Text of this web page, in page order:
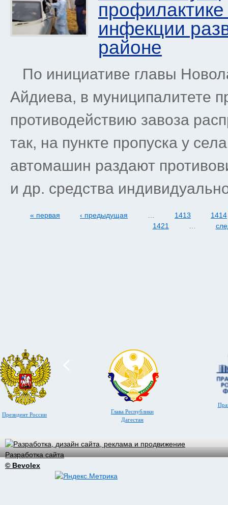
инфекции
районе
По инициативе главы
Айдиева, в муниципалитете
противодействию завоза
так, на пункте пропуска у
автомашин раздают
и др. средства
« первая ‹ предыдущая 1413
1414
1421
Президент России
Глава Республики
Дагестан
Разработка сайта
© Bevolex